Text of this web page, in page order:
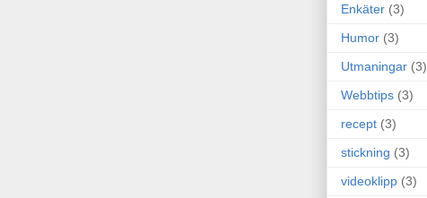
Enkäter (3)
Humor (3)
Utmaningar (3)
Webbtips (3)
recept (3)
stickning (3)
videoklipp (3)